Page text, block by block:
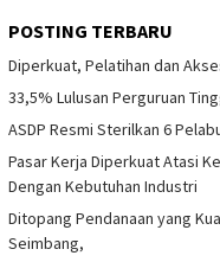
POSTING TERBARU
Diperkuat, Pelatihan dan
33,5% Lulusan Perguruan
ASDP Resmi Sterilkan 6
Pasar Kerja Diperkuat Atasi
Dengan Kebutuhan Industri
Ditopang Pendanaan yang
Seimbang,